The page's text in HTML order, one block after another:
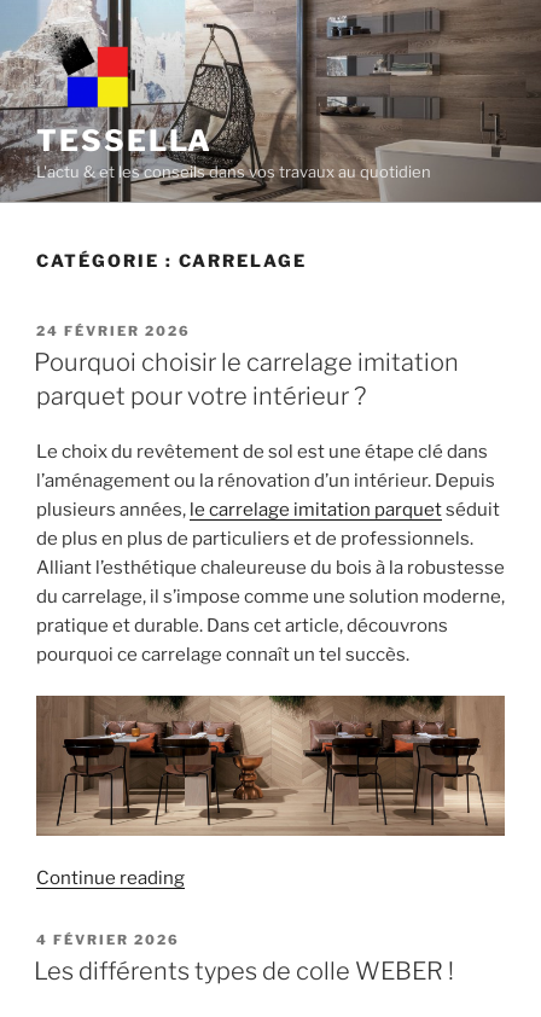
content
TESSELLA
L'actu & et les conseils dans vos travaux au quotidien
CATÉGORIE : CARRELAGE
POSTED
ON
24 FÉVRIER 2026
Pourquoi choisir le carrelage imitation
parquet pour votre intérieur ?
Le choix du revêtement de sol est une étape clé dans
l’aménagement ou la rénovation d’un intérieur. Depuis
plusieurs années, le carrelage imitation parquetséduit
de plus en plus de particuliers et de professionnels.
Alliant l’esthétique chaleureuse du bois à la robustesse
du carrelage, il s’impose comme une solution moderne,
pratique et durable. Dans cet article, découvrons
pourquoi ce carrelage connaît un tel succès.
Continue reading« Pourquoi
carrelage
POSTED
ON
4 FÉVRIER 2026
Les différents types de colle WEBER !